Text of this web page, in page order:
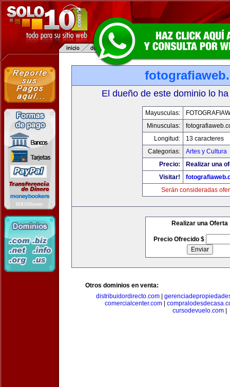
El dueño de este dominio lo
Mayusculas:
Minusculas:
Longitud:
13 caracteres
Categorias:
Artes y Cultura
Precio:
Realizar una
Visitar!
Serán consideradas
Realizar una Oferta
Precio Ofrecido $
Otros dominios en venta:
distribuidordirecto.com|
comercialcenter.com
cursodevuelo.com